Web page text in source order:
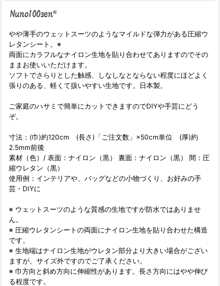
やや薄手のウェットスーツのようなマイルドな弾力がある圧縮ウ
レタンシート。※
両面にカラフルなナイロン生地を貼り合わせてありますのでその
ままお使いいただけます。
ソフトでさらりとした触感、しなしなとならない程度にほどよく
張りのある、軽くて扱いやすい生地です。日本製。
ご家庭のハサミで簡単にカットできますのでDIYや手芸にどう
ぞ。
寸法：(巾)約120cm (長さ)「ご注文数」×50cm単位 (厚)約
2.5mm前後
素材（色）/ 表面：ナイロン（黒） 裏面：ナイロン（黒） 間：圧
縮ウレタン（黒）
使用例：インテリアや、バッグなどの小物づくり、お好みの手
芸・DIYに
※ ウェットスーツのような質感の生地ですが防水ではありませ
ん。
※ 圧縮ウレタンシートの両面にナイロン生地を貼り合わせた構造
です。
※ 生地端はナイロン生地がウレタン部分より大きい場合がござい
ますが、サイズ外ですのでご了承ください。
※ 巾方向と斜め方向に伸縮性があります。長さ方向にはやや伸び
る程度です。